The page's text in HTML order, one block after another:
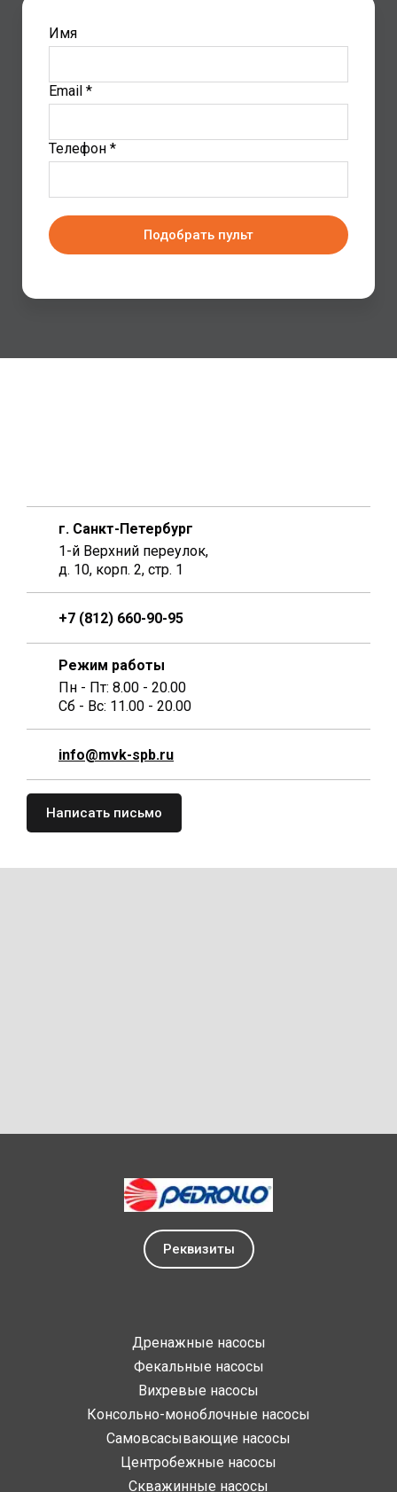
Имя
Email *
Телефон *
Подобрать пульт
г. Санкт-Петербург
1-й Верхний переулок,
д. 10, корп. 2, стр. 1
+7 (812) 660-90-95
Режим работы
Пн - Пт: 8.00 - 20.00
Сб - Вс: 11.00 - 20.00
info@mvk-spb.ru
Написать письмо
Реквизиты
Дренажные насосы
Фекальные насосы
Вихревые насосы
Консольно-моноблочные насосы
Самовсасывающие насосы
Центробежные насосы
Скважинные насосы